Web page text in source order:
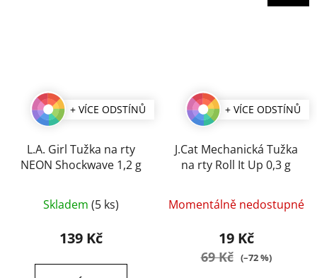
+ VÍCE ODSTÍNŮ
L.A. Girl Tužka na rty
NEON Shockwave 1,2 g
hodnocení
produktu
5,0
Skladem (5 ks)
139 Kč
+ VÍCE ODSTÍNŮ
J.Cat Mechanická Tužka
na rty Roll It Up 0,3 g
hodnocení
produktu
Momentálně nedostupné
19 Kč
69 Kč (–72 %)